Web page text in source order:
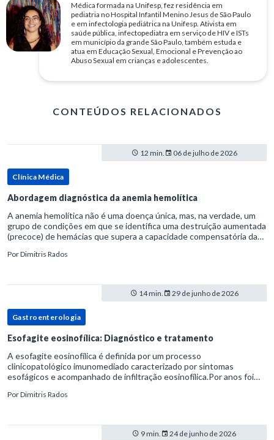
Médica formada na Unifesp, fez residência em
pediatria no Hospital Infantil Menino Jesus de São Paulo
e em infectologia pediátrica na Unifesp. Ativista em
saúde pública, infectopediatra em serviço de HIV e ISTs
em município da grande São Paulo, também estuda e
atua em Educação Sexual, Emocional e Prevenção ao
Abuso Sexual em crianças e adolescentes.
CONTEÚDOS RELACIONADOS
12 min. 06 de julho de 2026
Clínica Médica
Abordagem diagnóstica da anemia hemolítica
A anemia hemolítica não é uma doença única, mas, na verdade, um
grupo de condições em que se identifica uma destruição aumentada
(precoce) de hemácias que supera a capacidade compensatória da
PorDimitris Rados
14 min. 29 de junho de 2026
Gastroenterologia
Esofagite eosinofílica: Diagnóstico e tratamento
A esofagite eosinofílica é definida por um processo
clinicopatológico imunomediado caracterizado por sintomas
esofágicos e acompanhado de infiltração eosinofílica.Por anos foi
refluxo gastr
PorDimitris Rados
9 min. 24 de junho de 2026